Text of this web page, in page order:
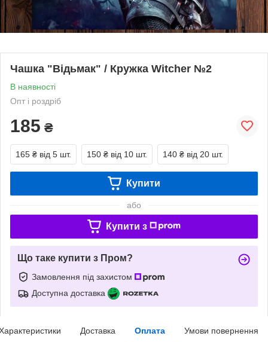
Чашка "Відьмак" / Кружка Witcher №2
В наявності
Опт і роздріб
185 ₴
165 ₴ від 5 шт. 150 ₴ від 10 шт. 140 ₴ від 20 шт.
Купити
або
Купити з
Що таке купити з Пром?
Замовлення під захистом
Доступна доставка
Доставка Оплата Умови повернення